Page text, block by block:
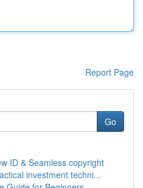
Report Page
Go
ID & Seamless copyright
investment techni...